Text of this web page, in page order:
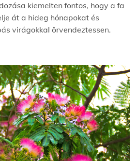
kiemelten fontos, hogy a fa
át a hideg hónapokat és
virágokkal örvendeztessen.